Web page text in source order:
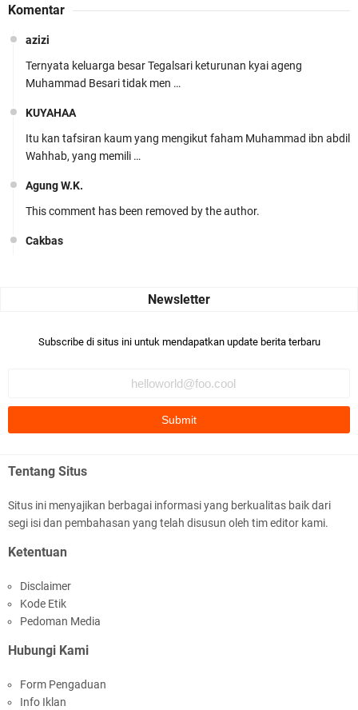
Komentar
azizi
Ternyata keluarga besar Tegalsari keturunan kyai ageng
Muhammad Besari tidak men …
KUYAHAA
Itu kan tafsiran kaum yang mengikut faham Muhammad ibn abdil
Wahhab, yang memili …
Agung W.K.
This comment has been removed by the author.
Cakbas
Bismillaah semoga pembuat artikel Alloh berikan pemahaman yg
Ada sejumlah pertanyaan kepada Anda dan jawablah dengan
mengikuti ust. K …
Anonymous
Anonymous
It has proved a key customer retention tool for sports activities
guide operator …
Subscribe di situs ini untuk mendapatkan update berita terbaru
Tentang Situs
Situs ini menyajikan berbagai informasi yang berkualitas baik dari
segi isi dan pembahasan yang telah disusun oleh tim editor kami.
Ketentuan
Disclaimer
Kode Etik
Pedoman Media
Hubungi Kami
Form Pengaduan
Info Iklan